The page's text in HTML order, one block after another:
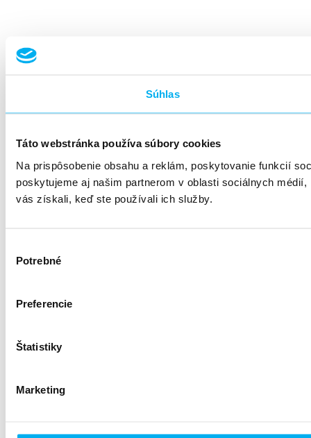
Súhlas
Táto webstránka používa súbory cookies
Na prispôsobenie obsahu a reklám, poskytovanie funkcií
poskytujeme aj našim partnerom v oblasti sociálnych
vás získali, keď ste používali ich služby.
súhlasu
Potrebné
Preferencie
Štatistiky
Marketing